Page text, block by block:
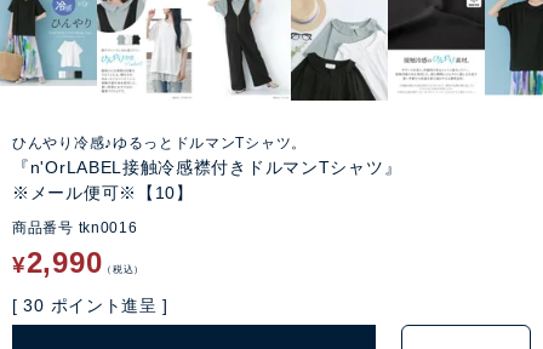
ひんやり冷感♪ゆるっとドルマンTシャツ。
『n'OrLABEL接触冷感襟付きドルマンTシャツ』
※メール便可※【10】
商品番号 tkn0016
¥2,990 税込
[ 30 ポイント進呈 ]